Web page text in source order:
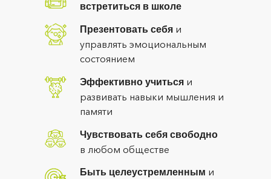
Эффективно учиться и
развивать навыки мышления и
памяти
встретиться в школе
Чувствовать себя свободно
в любом обществе
Презентовать себя и
управлять эмоциональным
состоянием
Быть целеустремленным и